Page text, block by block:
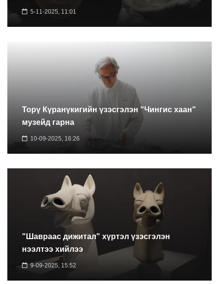
5-11-2025, 11:01
Торү Күранүкигийн үзэсгэлэн "Чингис хаан"
музейд гарна
10-09-2025, 16:26
"Шавраас дижитал" хүртэл үзэсгэлэн
нээлтээ хийлээ
9-09-2025, 15:52